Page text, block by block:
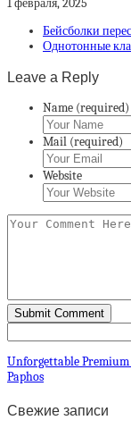
1 февраля, 2025
Бейсболки
Однотонные
Leave a Reply
Name (required)
Mail (required)
Website
Unforgettable
Paphos
Свежие записи